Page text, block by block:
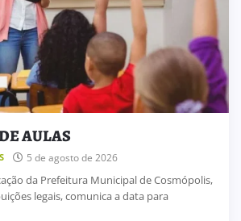
AULAS
5 de agosto de 2026
da Prefeitura Municipal de Cosmópolis,
legais, comunica a data para